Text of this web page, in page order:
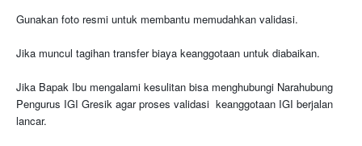
Gunakan foto resmi untuk membantu memudahkan validasi.
Jika muncul tagihan transfer biaya keanggotaan untuk diabaikan.
Jika Bapak Ibu mengalami kesulitan bisa menghubungi Narahubung
Pengurus IGI Gresik agar proses validasi keanggotaan IGI berjalan
lancar.